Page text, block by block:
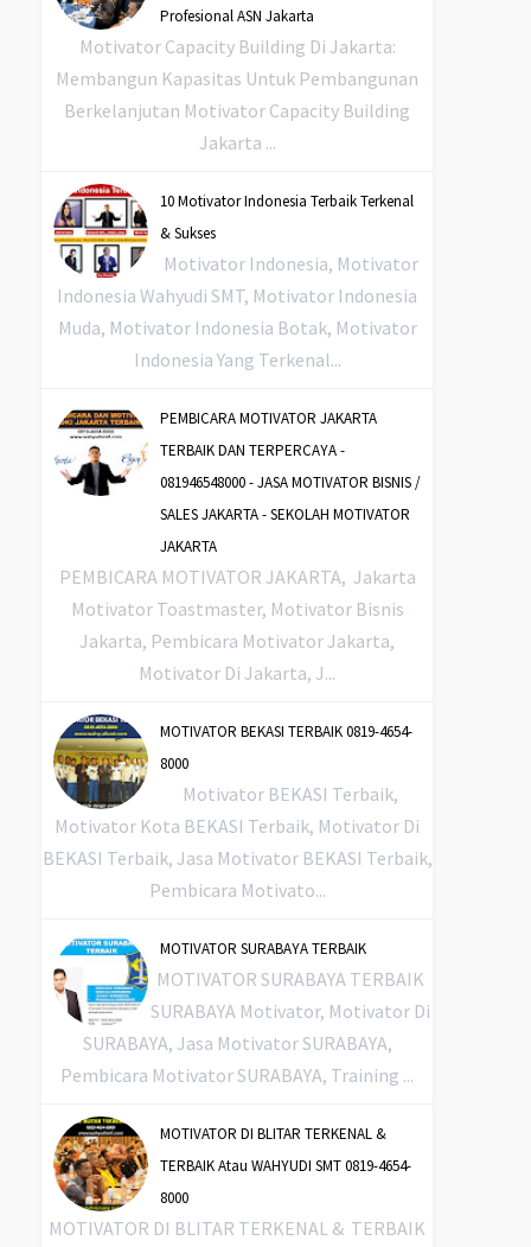
Profesional ASN Jakarta
Motivator Capacity Building Di Jakarta:
Membangun Kapasitas Untuk Pembangunan
Berkelanjutan Motivator Capacity Building
Jakarta ...
10 Motivator Indonesia Terbaik Terkenal
& Sukses
Motivator Indonesia, Motivator
Indonesia Wahyudi SMT, Motivator Indonesia
Muda, Motivator Indonesia Botak, Motivator
Indonesia Yang Terkenal...
PEMBICARA MOTIVATOR JAKARTA
TERBAIK DAN TERPERCAYA -
081946548000 - JASA MOTIVATOR BISNIS /
SALES JAKARTA - SEKOLAH MOTIVATOR
JAKARTA
PEMBICARA MOTIVATOR JAKARTA, Jakarta
Motivator Toastmaster, Motivator Bisnis
Jakarta, Pembicara Motivator Jakarta,
Motivator Di Jakarta, J...
MOTIVATOR BEKASI TERBAIK 0819-4654-
8000
Motivator BEKASI Terbaik,
Motivator Kota BEKASI Terbaik, Motivator Di
BEKASI Terbaik, Jasa Motivator BEKASI Terbaik,
Pembicara Motivato...
MOTIVATOR SURABAYA TERBAIK
MOTIVATOR SURABAYA TERBAIK
SURABAYA Motivator, Motivator Di
SURABAYA, Jasa Motivator SURABAYA,
Pembicara Motivator SURABAYA, Training ...
MOTIVATOR DI BLITAR TERKENAL &
TERBAIK Atau WAHYUDI SMT 0819-4654-
8000
MOTIVATOR DI BLITAR TERKENAL & TERBAIK